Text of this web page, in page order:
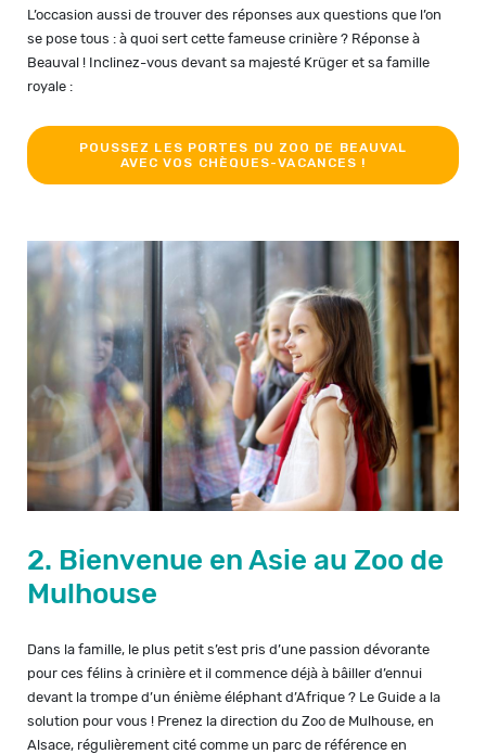
L’occasion aussi de trouver des réponses aux questions que l’on
se pose tous : à quoi sert cette fameuse crinière ? Réponse à
Beauval ! Inclinez-vous devant sa majesté Krüger et sa famille
royale :
POUSSEZ LES PORTES DU ZOO DE BEAUVAL
AVEC VOS CHÈQUES-VACANCES !
2. Bienvenue en Asie au Zoo de
Mulhouse
Dans la famille, le plus petit s’est pris d’une passion dévorante
pour ces félins à crinière et il commence déjà à bâiller d’ennui
devant la trompe d’un énième éléphant d’Afrique ? Le Guide a la
solution pour vous ! Prenez la direction du Zoo de Mulhouse, en
Alsace, régulièrement cité comme un parc de référence en